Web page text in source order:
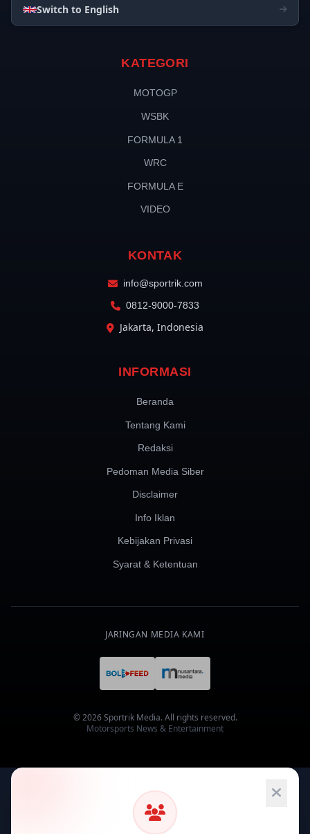
Switch to English
KATEGORI
MOTOGP
WSBK
FORMULA 1
WRC
FORMULA E
VIDEO
KONTAK
info@sportrik.com
0812-9000-7833
Jakarta, Indonesia
INFORMASI
Beranda
Tentang Kami
Redaksi
Pedoman Media Siber
Disclaimer
Info Iklan
Kebijakan Privasi
Syarat & Ketentuan
JARINGAN MEDIA KAMI
© 2026 Sportrik Media. All rights reserved.
Motorsports News & Entertainment